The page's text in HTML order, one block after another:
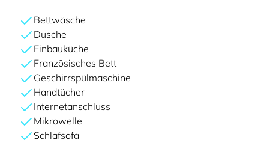
Bettwäsche
Dusche
Einbauküche
Französisches Bett
Geschirrspülmaschine
Handtücher
Internetanschluss
Mikrowelle
Schlafsofa